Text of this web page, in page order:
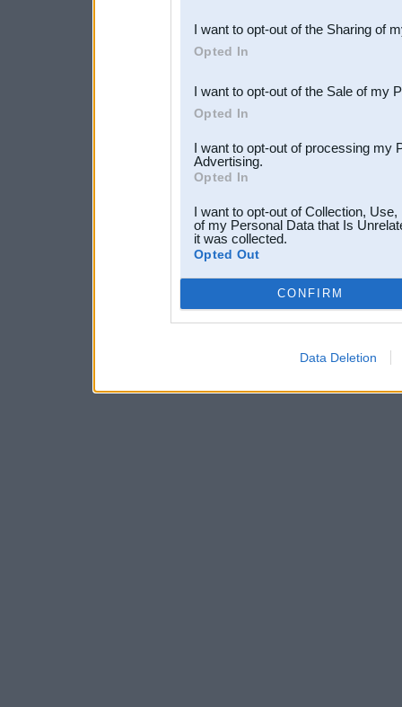
Downstream Participants
third parties.
I want to opt-out of the Sharing of
Opted In
I want to opt-out of the Sale of my
Opted In
I want to opt-out of processing my
Advertising.
Opted In
I want to opt-out of Collection,
of my Personal Data that Is
it was collected.
Opted Out
CONFIRM
Data Deletion